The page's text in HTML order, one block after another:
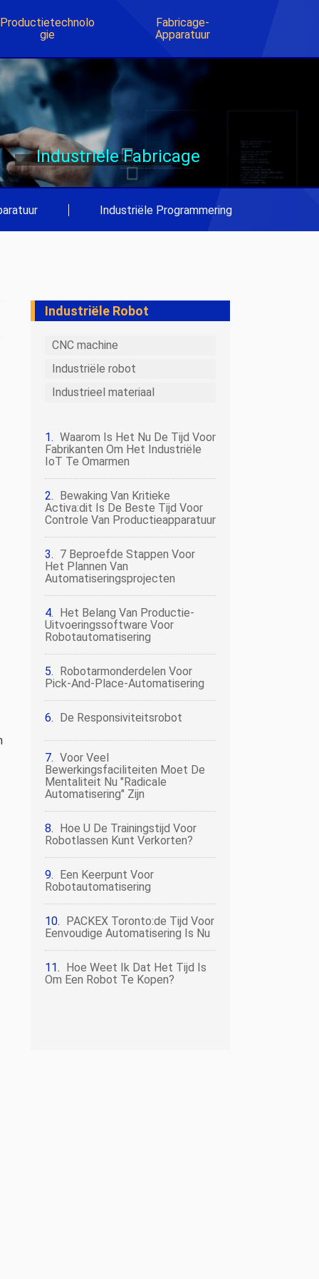
Productietechnolo
Gie
Fabricage-
Apparatuur
Industriële Fabricage
Industriële Programmering
Industriële Robot
CNC machine
Industriële robot
Industrieel materiaal
Waarom Is Het Nu De Tijd Voor
Fabrikanten Om Het Industriële
IoT Te Omarmen
Bewaking Van Kritieke
Activa:dit Is De Beste Tijd Voor
Controle Van Productieapparatuur
7 Beproefde Stappen Voor
Het Plannen Van
Automatiseringsprojecten
Het Belang Van Productie-
Uitvoeringssoftware Voor
Robotautomatisering
Robotarmonderdelen Voor
Pick-And-Place-Automatisering
De Responsiviteitsrobot
Voor Veel
Bewerkingsfaciliteiten Moet De
Mentaliteit Nu "radicale
Automatisering" Zijn
Hoe U De Trainingstijd Voor
Robotlassen Kunt Verkorten?
Een Keerpunt Voor
Robotautomatisering
PACKEX Toronto:de Tijd Voor
Eenvoudige Automatisering Is Nu
Hoe Weet Ik Dat Het Tijd Is
Om Een ​​robot Te Kopen?